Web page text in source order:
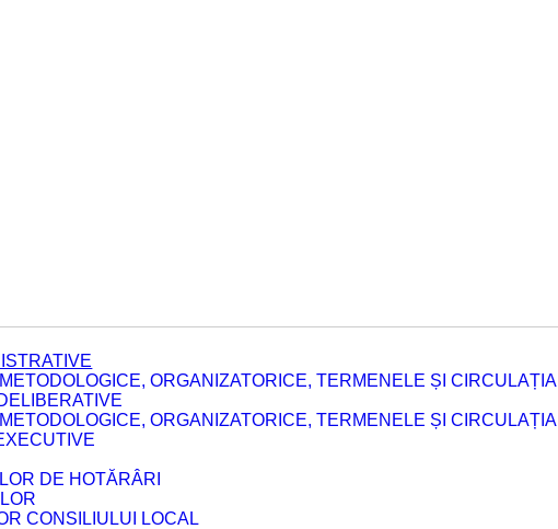
ORGANIZATORICE, TERMENELE ȘI CIRCULAȚIA
ORGANIZATORICE, TERMENELE ȘI CIRCULAȚIA
DE HOTĂRÂRI
CONSILIULUI LOCAL